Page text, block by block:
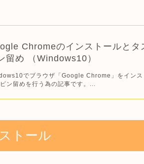
Chromeのインストールとタ
留め （Windows10）
でブラウザ「Google Chrome」をインス
ン留めを行う為の記事です。...
トール